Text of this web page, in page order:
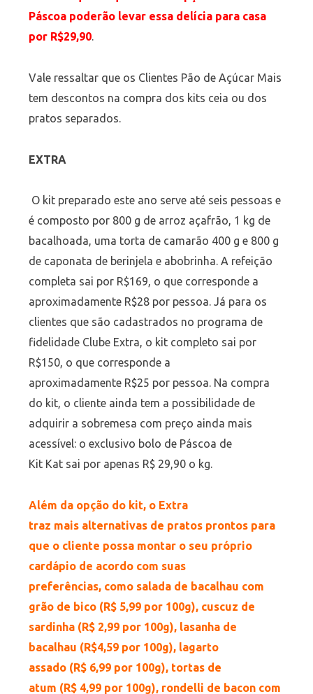
Páscoa poderão levar essa delícia para casa
por R$29,90.
Vale ressaltar que os Clientes Pão de Açúcar Mais
tem descontos na compra dos kits ceia ou dos
pratos separados.
EXTRA
O kit preparado este ano serve até seis pessoas e
é composto por 800 g de arroz açafrão, 1 kg de
bacalhoada, uma torta de camarão 400 g e 800 g
de caponata de berinjela e abobrinha. A refeição
completa sai por R$169, o que corresponde a
aproximadamente R$28 por pessoa. Já para os
clientes que são cadastrados no programa de
fidelidade Clube Extra, o kit completo sai por
R$150, o que corresponde a
aproximadamente R$25 por pessoa. Na compra
do kit, o cliente ainda tem a possibilidade de
adquirir a sobremesa com preço ainda mais
acessível: o exclusivo bolo de Páscoa de
Kit Katsai por apenas R$ 29,90 o kg.
Além da opção do kit, o Extra
traz mais alternativas de pratos prontos para
que o cliente possa montar o seu próprio
cardápio de acordo com suas
preferências, como salada de bacalhau com
grão de bico (R$ 5,99 por 100g), cuscuz de
sardinha (R$ 2,99 por 100g), lasanha de
bacalhau (R$4,59 por 100g), lagarto
assado (R$ 6,99 por 100g), tortas de
atum (R$ 4,99 por 100g), rondelli de bacon com